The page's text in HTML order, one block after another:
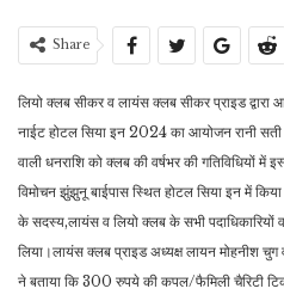
Share
लियो क्लब सीकर व लायंस क्लब सीकर प्राइड
नाईट होटल सिया इन 2024 का आयोजन रानी सती
वाली धनराशि को क्लब की वर्षभर की गतिविधियों में
विमोचन झुंझुनू बाईपास स्थित होटल सिया इन में
के सदस्य,लायंस व लियो क्लब के सभी पदाधिकारियों
लिया।लायंस क्लब प्राइड अध्यक्ष लायन मोहनीश
ने बताया कि 300 रुपये की कपल/फैमिली चैरिटी